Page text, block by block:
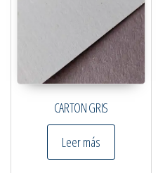
CARTON GRIS
Leer más